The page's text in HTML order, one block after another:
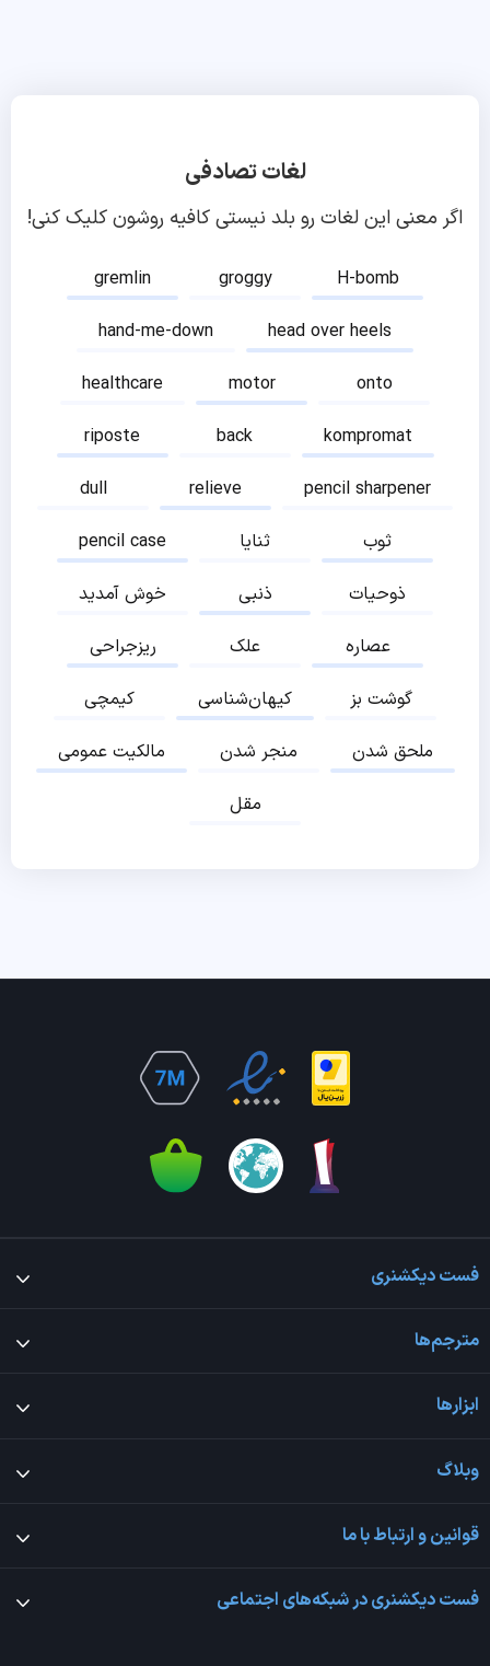
لغات تصادفی
اگر معنی این لغات رو بلد نیستی کافیه روشون کلیک کنی!
gremlin groggy
H-bomb
hand-me-down
head over heels
healthcare
motor
onto
riposte
back
kompromat
dull
relieve
pencil sharpener
pencil case
ثنایا
ثوب
خوش آمدید
ذنبی
ذوحیات
ریزجراحی
علک
عصاره
کیمچی
کیهان‌شناسی
گوشت بز
مالکیت عمومی
منجر شدن
ملحق شدن
مقل
فست دیکشنری
مترجم‌ها
ابزارها
وبلاگ
قوانین و ارتباط با ما
فست دیکشنری در شبکه‌های اجتماعی